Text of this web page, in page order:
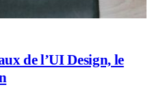
de l’UI Design, le